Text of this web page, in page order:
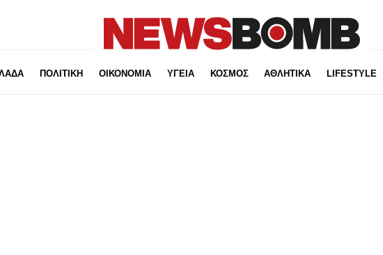
ΠΟΛΙΤΙΚΗ ΟΙΚΟΝΟΜΙΑ ΥΓΕΙΑ ΚΟΣΜΟΣ ΑΘΛΗΤΙΚΑ LIFESTYLE